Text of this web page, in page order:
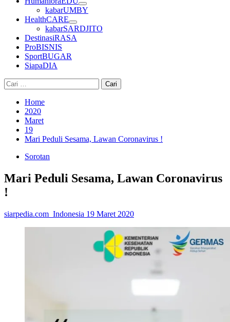
kabarUMBY
HealthCARE
kabarSARDJITO
DestinasiRASA
ProBISNIS
SportBUGAR
SiapaDIA
Cari
untuk:
Home
2020
Maret
19
Mari Peduli Sesama, Lawan Coronavirus !
Sorotan
Mari Peduli Sesama, Lawan Coronavirus
!
siarpedia.com_Indonesia 19 Maret 2020